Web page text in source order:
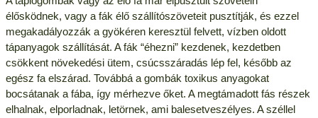
élősködnek, vagy a fák élő szállítószöveteit pusztítják, és ezzel
megakadályozzák a gyökéren keresztül felvett, vízben oldott
tápanyagok szállítását. A fák “éhezni” kezdenek, kezdetben
csökkent növekedési ütem, csúcsszáradás lép fel, később az
egész fa elszárad. Továbbá a gombák toxikus anyagokat
bocsátanak a fába, így mérhezve őket. A megtámadott fás részek
elhalnak, elporladnak, letörnek, ami balesetveszélyes. A széllel